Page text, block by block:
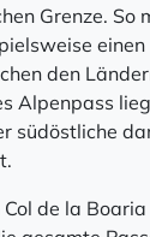
Grenze. So
einen
den
Alpenpass
südöstliche
de la